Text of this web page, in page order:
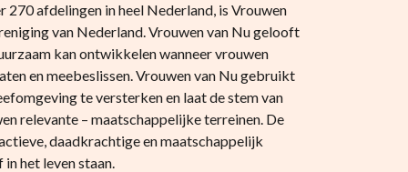
afdelingen in heel Nederland, is Vrouwen
van Nederland. Vrouwen van Nu gelooft
kan ontwikkelen wanneer vrouwen
en meebeslissen. Vrouwen van Nu gebruikt
te versterken en laat de stem van
relevante – maatschappelijke terreinen. De
daadkrachtige en maatschappelijk
het leven staan.